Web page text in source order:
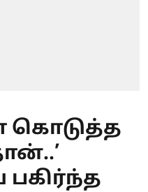
கொடுத்த